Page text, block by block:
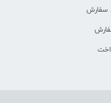
سفارش